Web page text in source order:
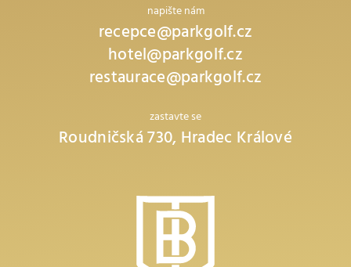
napište nám
recepce@parkgolf.cz
hotel@parkgolf.cz
restaurace@parkgolf.cz
zastavte se
Roudničská 730, Hradec Králové